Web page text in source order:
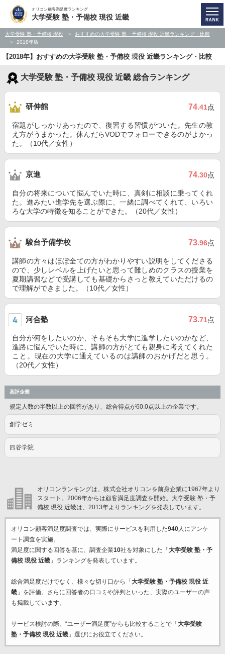
オリコン顧客満足度ランキング
大学受験 塾・予備校 現役 近畿
大学受験 塾・予備校 現役
おすすめの大学受験 塾・予備校 現役 近畿ランキング・比較
2018年版
【2018年】おすすめの大学受験 塾・予備校 現役 近畿ランキング・比較
大学受験 塾・予備校 現役 近畿 総合ランキング
研伸館 74.41点
宿題がしっかりあったので、復習する習慣がついた。先生の教
え方がうまかった。休んだらVODでフォローできるのがよかっ
た。（10代／女性）
京進 74.30点
自分の将来について悩んでいた時に、真剣に相談に乗ってくれ
た。進みたい進学先を選ぶ際に、一緒に調べてくれて、いろい
ろな大学の特徴を知ることができた。（20代／女性）
駿台予備学校 73.96点
講師の方々はほぼ全ての方がわかりやすい説明をしてくださる
ので、少しレベルを上げたいと思って難しめのクラスの授業を
夏期講習などで受講しても基礎からさっと教えていただけるの
で理解ができました。（10代／女性）
河合塾 73.71点
自分が何をしたいのか、そもそも大学に進学したいのかなど、
進路に悩んでいた時に、講師の方がとても親身に考えてくれた
こと。現在の大学に通えているのは講師のおかげだと思う。
（20代／女性）
高評企業
規定人数の半数以上の回答があり、総合得点が60.0点以上の企業です。
創学ゼミ
四谷学院
オリコンランキングは、株式会社オリコンを前身企業に1967年より
スタート。2006年からは顧客満足度調査を開始。大学受験 塾・予
備校 現役 近畿は、2013年よりランキングを発表しています。
オリコン顧客満足度調査では、実際にサービスを利用した940人にアンケ
ート調査を実施。
満足度に関する回答を基に、調査企業10社を対象にした「 大学受験 塾・予
備校 現役 近畿」ランキングを発表しています。
総合満足度だけでなく、様々な切り口から「 大学受験 塾・予備校 現役 近
畿」を評価。さらに回答者の口コミや評判といった、実際のユーザーの声
も掲載しています。
サービス検討の際、“ユーザー満足度”からも比較することで「 大学受験
塾・予備校 現役 近畿」選びにお役立てください。